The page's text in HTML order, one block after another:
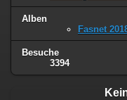
Alben
Fasnet
Besuche
3394